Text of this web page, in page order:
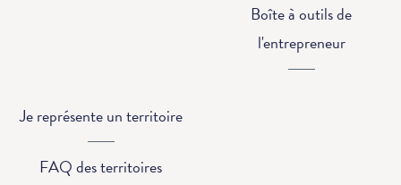
Boîte à outils de
l'entrepreneur
Je représente un territoire
FAQ des territoires